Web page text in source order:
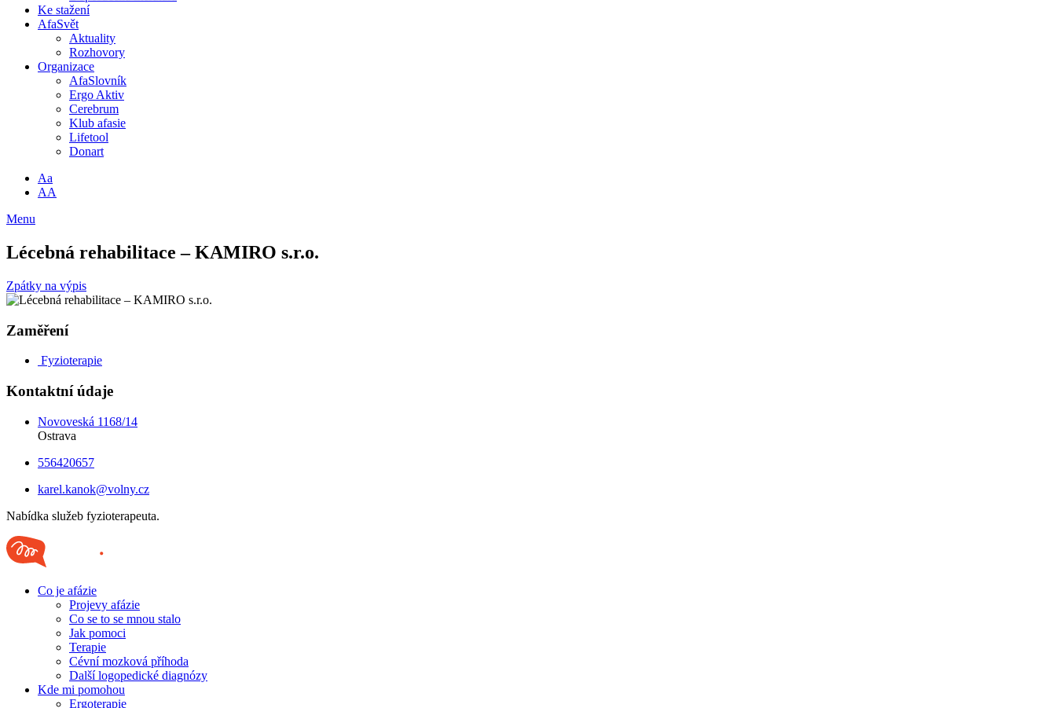
Ke stažení
AfaSvět
Aktuality
Rozhovory
Organizace
AfaSlovník
Ergo Aktiv
Cerebrum
Klub afasie
Lifetool
Donart
Aa
AA
Menu
Lécebná rehabilitace – KAMIRO s.r.o.
Zpátky na výpis
Zaměření
Fyzioterapie
Kontaktní údaje
Novoveská 1168/14
Ostrava
556420657
karel.kanok@volny.cz
Nabídka služeb fyzioterapeuta.
Co je afázie
Projevy afázie
Co se to se mnou stalo
Jak pomoci
Terapie
Cévní mozková příhoda
Další logopedické diagnózy
Kde mi pomohou
Ergoterapie